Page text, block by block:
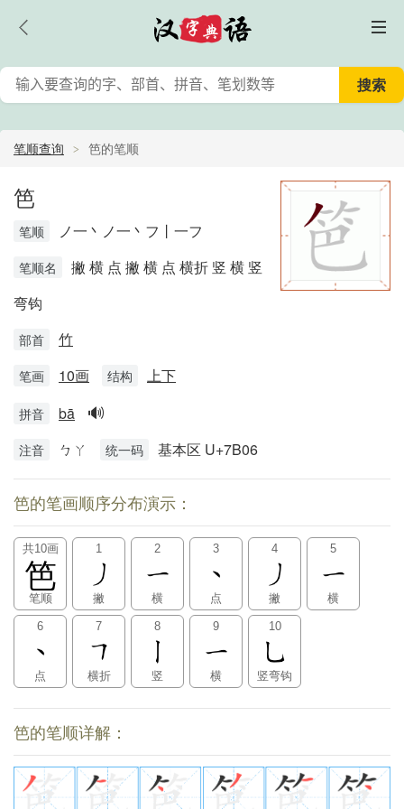
笔顺查询 笆的笔顺
笆
笔顺 ノ一丶ノ一丶フ丨一フ
笔顺名
撇 横 点 撇 横 点 横折 竖 横 竖
弯钩
部首 竹
笔画 10画 结构 上下
拼音 bā 🔊
注音 ㄅㄚ 统一码 基本区 U+7B06
笆的笔画顺序分布演示：
共10画
笆
笔顺
1
撇
2
横
3
点
4
撇
5
横
6
点
7
横折
8
竖
9
横
10
竖弯钩
笆的笔顺详解：